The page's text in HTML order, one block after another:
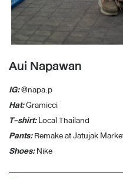
Aui Napawan
IG:@napa.p
Hat:Gramicci
T-shirt:Local Thailand
Pants:Remake at Jatujak
Shoes:Nike